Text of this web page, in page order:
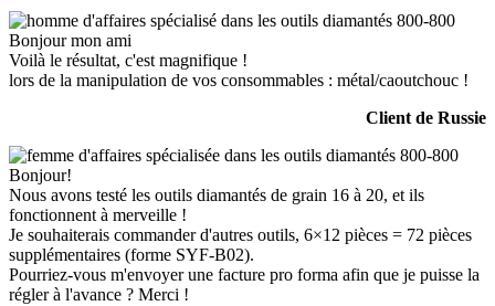
Bonjour mon ami
Voilà le résultat, c'est magnifique !
lors de la manipulation de vos consommables : métal/caoutchouc !
Client de Russie
Bonjour!
Nous avons testé les outils diamantés de grain 16 à 20, et ils
fonctionnent à merveille !
Je souhaiterais commander d'autres outils, 6×12 pièces = 72 pièces
supplémentaires (forme SYF-B02).
Pourriez-vous m'envoyer une facture pro forma afin que je puisse la
régler à l'avance ? Merci !